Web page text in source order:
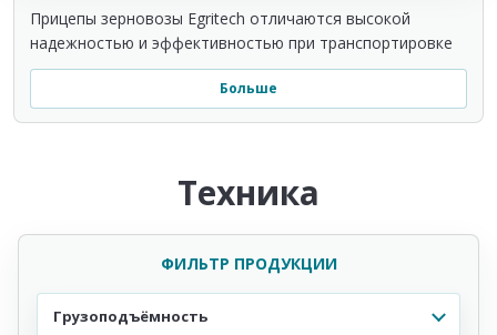
Прицепы зерновозы Egritech отличаются высокой
надежностью и эффективностью при транспортировке
зерновых культур. Они сконструированы для того,
чтобы обеспечить безопасную перевозку большого
количества зерна, благодаря чему фермеры могут быть
технологии, включая прочные и легкие материалы, что
простоту в обслуживании. Эти прицепы также оснащены
современными тормозными системами, которые
транспортных операций.
Больше
Техника
ФИЛЬТР ПРОДУКЦИИ
Грузоподъёмность